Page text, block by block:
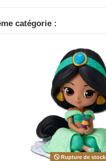
catégorie :
Rupture de stock